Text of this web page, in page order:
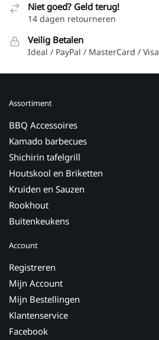
Niet goed? Geld terug!
14 dagen retourneren
Veilig Betalen
Ideal / PayPal / MasterCard / Visa
Assortiment
BBQ Accessoires
Kamado barbecues
Shichirin tafelgrill
Houtskool en Briketten
Kruiden en Sauzen
Rookhout
Buitenkeukens
Account
Registreren
Mijn Account
Mijn Bestellingen
Klantenservice
Facebook